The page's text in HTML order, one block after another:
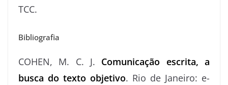
TCC.
Bibliografia
COHEN, M. C. J. Comunicação escrita, a
busca do texto objetivo. Rio de Janeiro: e-